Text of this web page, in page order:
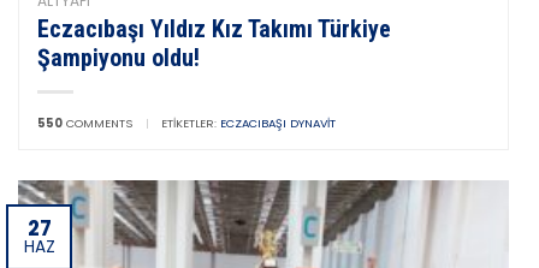
Eczacıbaşı Yıldız Kız Takımı Türkiye
Şampiyonu oldu!
550 COMMENTS | ETIKETLER: ECZACIBAŞI DYNAVIT
27
HAZ